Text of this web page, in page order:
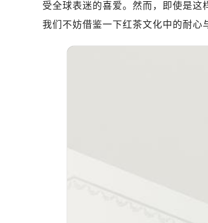
受全球表迷的喜爱。然而，即使是这
我们不妨借鉴一下红茶文化中的耐心